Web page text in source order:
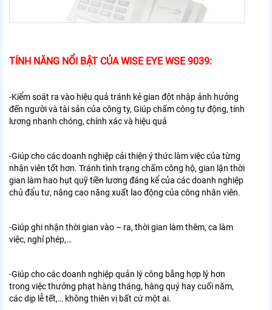
TÍNH NĂNG NỔI BẬT CỦA WISE EYE WSE 9039:
-Kiểm soát ra vào hiệu quả tránh kẻ gian đột nhập ảnh hưởng
đến người và tài sản của công ty, Giúp chấm công tự động, tính
lương nhanh chóng, chính xác và hiệu quả
-Giúp cho các doanh nghiệp cải thiện ý thức làm việc của từng
nhân viên tốt hơn. Tránh tình trạng chấm công hộ, gian lận thời
gian làm hao hụt quỹ tiền lương đáng kể của các doanh nghiệp
chủ đẩu tư, nâng cao năng xuất lao động của công nhân viên.
-Giúp ghi nhận thời gian vào – ra, thời gian làm thêm, ca làm
việc, nghỉ phép,…
-Giúp cho các doanh nghiệp quản lý công bằng hợp lý hơn
trong việc thưởng phạt hàng tháng, hàng quý hay cuối năm,
các dịp lễ tết,… không thiên vị bất cứ một ai.